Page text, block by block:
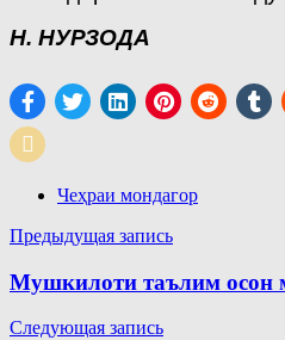
Н. НУРЗОДА
Чеҳраи мондагор
Навигация
по
записям
Предыдущая запись
Мушкилоти таълим осон
Следующая запись